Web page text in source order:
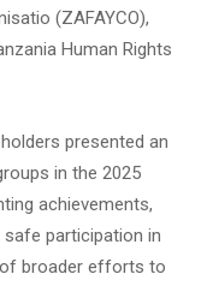
(ZAFAYCO),
Human Rights
presented an
in the 2025
achievements,
participation in
broader efforts to